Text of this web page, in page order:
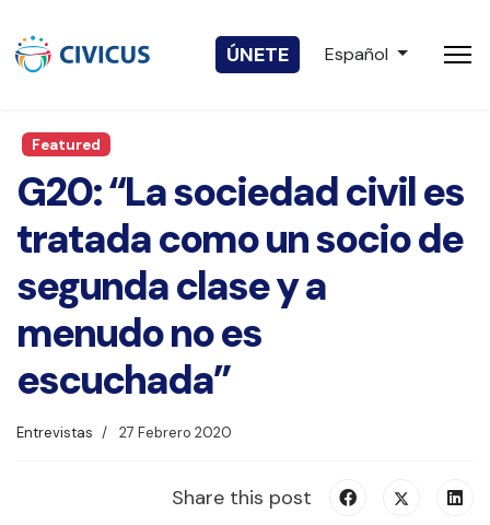
ÚNETE Seleccione su
Español
Featured
G20: “La sociedad civil es
tratada como un socio de
segunda clase y a
menudo no es
escuchada”
Entrevistas 27 Febrero 2020
Share this post